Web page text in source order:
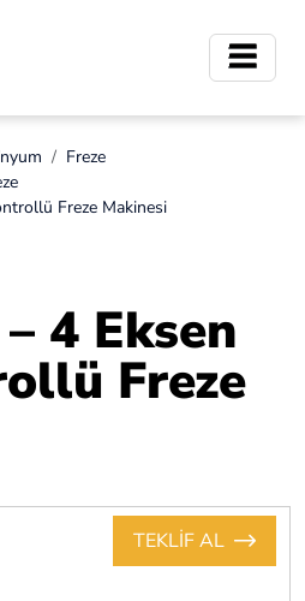
Freze
Freze Makinesi
4 Eksen
Freze
TEKLİF AL